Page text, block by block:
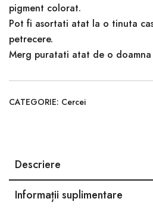
pigment colorat.
Pot fi asortati atat la o tinuta
petrecere.
Merg puratati atat de o
CATEGORIE: Cercei
Descriere
Informații suplimentare